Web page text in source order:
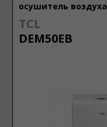
осушитель воздуха
TCL
DEM50EB